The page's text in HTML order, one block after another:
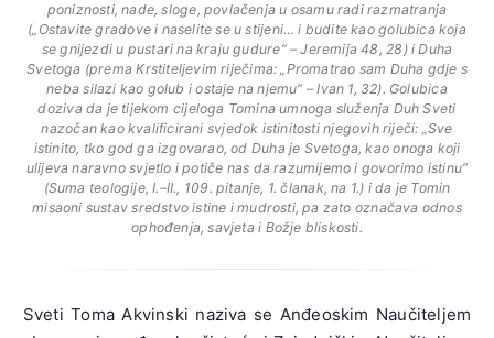
poniznosti, nade, sloge, povlačenja u osamu radi razmatranja
(„Ostavite gradove i naselite se u stijeni… i budite kao golubica koja
se gnijezdi u pustari na kraju gudure“ –Jeremija 48, 28) i Duha
Svetoga (prema Krstiteljevim riječima: „Promatrao sam Duha gdje s
neba silazi kao golub i ostaje na njemu“ –Ivan 1, 32). Golubica
doziva da je tijekom cijeloga Tomina umnoga služenja Duh Sveti
nazočan kao kvalificirani svjedok istinitosti njegovih riječi: „Sve
istinito, tko god ga izgovarao, od Duha je Svetoga, kao onoga koji
ulijeva naravno svjetlo i potiče nas da razumijemo i govorimo istinu“
(Suma teologije, I.–II., 109. pitanje, 1. članak, na 1.) i da je Tomin
misaoni sustav sredstvo istine i mudrosti, pa zato označava odnos
ophođenja, savjeta i Božje bliskosti.
Sveti Toma Akvinski naziva se Anđeoskim Naučiteljem